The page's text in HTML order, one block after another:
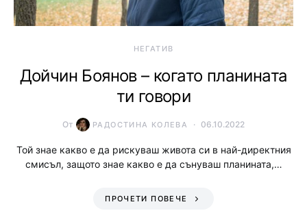
НЕГАТИВ
Дойчин Боянов – когато планината
ти говори
От РАДОСТИНА КОЛЕВА 06.10.2022
Той знае какво е да рискуваш живота си в най-директния
смисъл, защото знае какво е да сънуваш планината,…
ПРОЧЕТИ ПОВЕЧЕ